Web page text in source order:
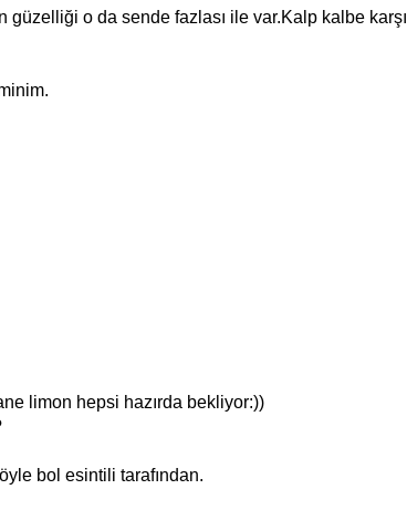
o da sende fazlası ile var.Kalp kalbe karşı
limon hepsi hazırda bekliyor:))
bol esintili tarafından.